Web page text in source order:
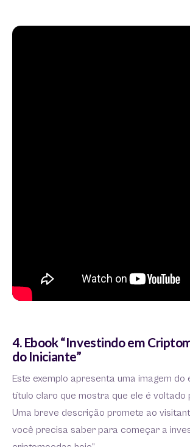
4. Ebook “Investindo em
do Iniciante”
Este exemplo apresenta uma imagem do
título claro que mostra que ele é voltado
Uma breve descrição promete ao
você precisa saber para começar a